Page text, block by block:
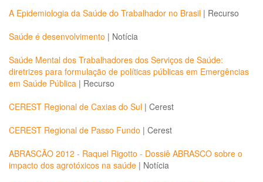
A Epidemiologia da Saúde do Trabalhador no Brasil | Recurso
Saúde é desenvolvimento | Notícia
Saúde Mental dos Trabalhadores dos Serviços de Saúde:
diretrizes para formulação de políticas públicas em Emergências
em Saúde Pública | Recurso
CEREST Regional de Caxias do Sul | Cerest
CEREST Regional de Passo Fundo | Cerest
ABRASCÃO 2012 - Raquel Rigotto - Dossiê ABRASCO sobre o
impacto dos agrotóxicos na saúde | Notícia